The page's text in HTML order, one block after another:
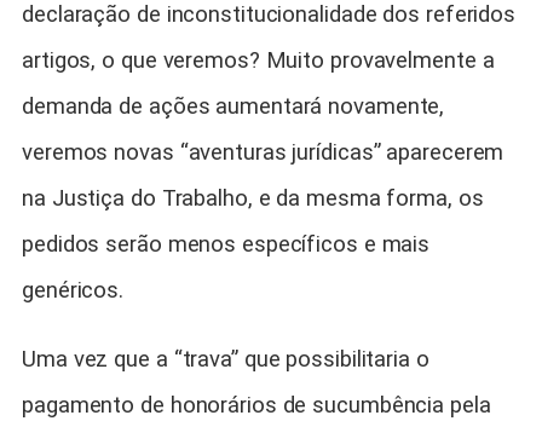
declaração de inconstitucionalidade dos referidos
artigos, o que veremos? Muito provavelmente a
demanda de ações aumentará novamente,
veremos novas “aventuras jurídicas” aparecerem
na Justiça do Trabalho, e da mesma forma, os
pedidos serão menos específicos e mais
genéricos.
Uma vez que a “trava” que possibilitaria o
pagamento de honorários de sucumbência pela